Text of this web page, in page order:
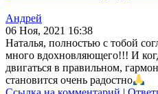
Андрей
06 Ноя, 2021 16:38
Наталья, полностью с тобой
много вдохновляющего!!! И
двигаться в правильном,
становится очень радостно